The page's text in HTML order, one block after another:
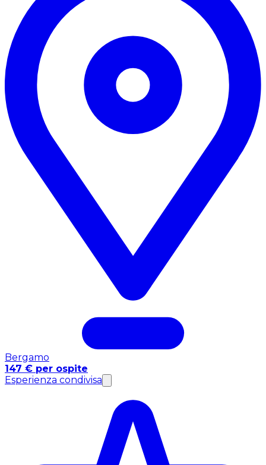
Bergamo
147 € per ospite
Esperienza condivisa